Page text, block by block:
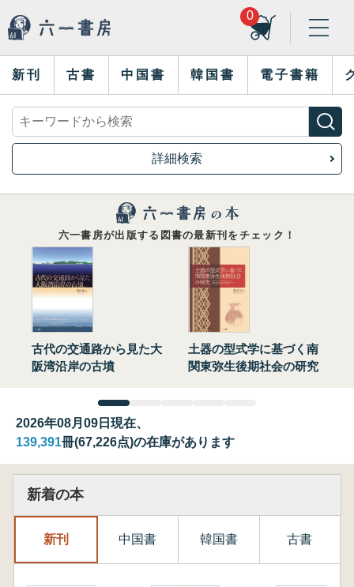
0
新刊 古書 中国書 韓国書 電子書籍
詳細検索
六一書房が出版する図書の最新刊をチェック！
古代の交通路から見た大
阪湾沿岸の古墳
土器の型式学に基づく南
関東弥生後期社会の研究
2026年08月09日現在、
139,391冊(67,226点)の在庫があります
新着の本
新刊 中国書 韓国書 古書